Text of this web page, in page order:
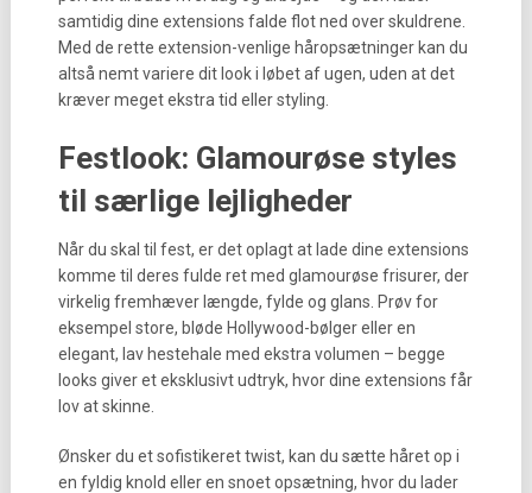
samtidig dine extensions falde flot ned over skuldrene.
Med de rette extension-venlige håropsætninger kan du
altså nemt variere dit look i løbet af ugen, uden at det
kræver meget ekstra tid eller styling.
Festlook: Glamourøse styles
til særlige lejligheder
Når du skal til fest, er det oplagt at lade dine extensions
komme til deres fulde ret med glamourøse frisurer, der
virkelig fremhæver længde, fylde og glans. Prøv for
eksempel store, bløde Hollywood-bølger eller en
elegant, lav hestehale med ekstra volumen – begge
looks giver et eksklusivt udtryk, hvor dine extensions får
lov at skinne.
Ønsker du et sofistikeret twist, kan du sætte håret op i
en fyldig knold eller en snoet opsætning, hvor du lader